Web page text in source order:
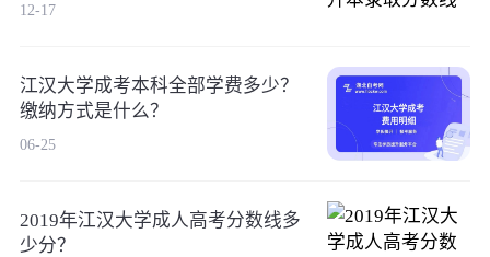
12-17
江汉大学成考本科全部学费多少？
缴纳方式是什么？
06-25
2019年江汉大学成人高考分数线多
少分？